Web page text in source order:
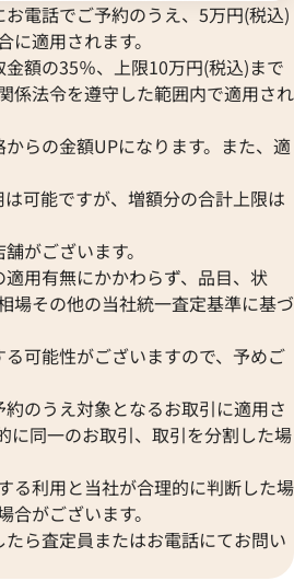
電話でご予約のうえ、5万円(税込)
適用されます。
額の35％、上限10万円(税込)まで
係法令を遵守した範囲内で適用され
らの金額UPになります。また、適
可能ですが、増額分の合計上限は
がございます。
用有無にかかわらず、品目、状
場その他の当社統一査定基準に基づ
可能性がございますので、予めご
のうえ対象となるお取引に適用さ
に同一のお取引、取引を分割した場
る利用と当社が合理的に判断した場
がございます。
ら査定員またはお電話にてお問い